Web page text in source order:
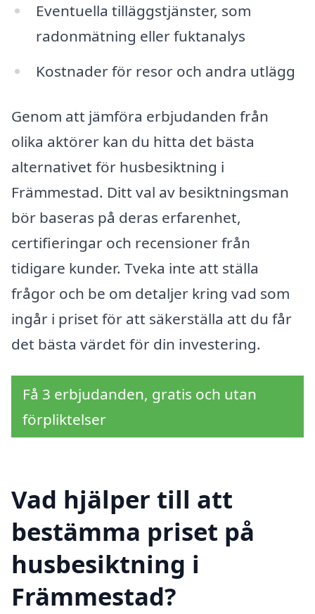
Eventuella tilläggstjänster, som
radonmätning eller fuktanalys
Kostnader för resor och andra utlägg
Genom att jämföra erbjudanden från
olika aktörer kan du hitta det bästa
alternativet för husbesiktning i
Främmestad. Ditt val av besiktningsman
bör baseras på deras erfarenhet,
certifieringar och recensioner från
tidigare kunder. Tveka inte att ställa
frågor och be om detaljer kring vad som
ingår i priset för att säkerställa att du får
det bästa värdet för din investering.
Få 3 erbjudanden, gratis och utan
förpliktelser
Vad hjälper till att
bestämma priset på
husbesiktning i
Främmestad?